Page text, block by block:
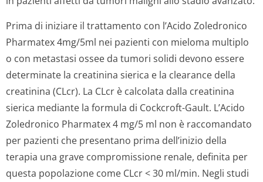
Prima di iniziare il trattamento con l’Acido Zoledronico
Pharmatex 4mg/5ml nei pazienti con mieloma multiplo
o con metastasi ossee da tumori solidi devono essere
determinate la creatinina sierica e la clearance della
creatinina (CLcr). La CLcr è calcolata dalla creatinina
sierica mediante la formula di Cockcroft-Gault. L’Acido
Zoledronico Pharmatex 4 mg/5 ml non è raccomandato
per pazienti che presentano prima dell’inizio della
terapia una grave compromissione renale, definita per
questa popolazione come CLcr < 30 ml/min. Negli studi